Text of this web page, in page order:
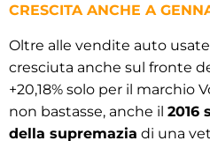
CRESCITA ANCHE A
Oltre alle vendite auto
cresciuta anche sul fronte
+20,18% solo per il marchio
non bastasse, anche il 2016
della supremazia di una